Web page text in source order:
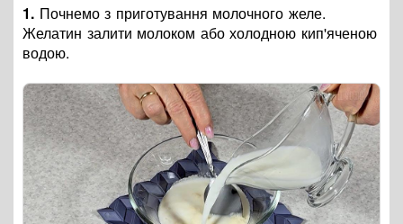
1. Почнемо з приготування молочного желе.
Желатин залити молоком або холодною кип'яченою
водою.